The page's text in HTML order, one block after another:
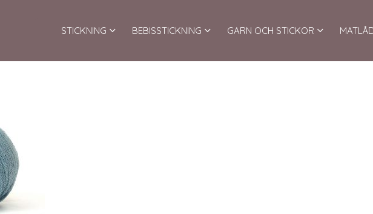
STICKNING BEBISSTICKNING GARN OCH STICKOR